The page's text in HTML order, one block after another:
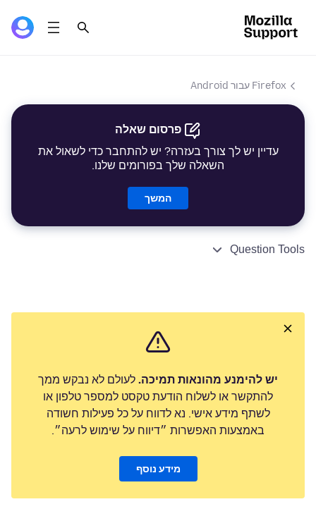
Firefox עבור Android
פרסום שאלה
עדיין יש לך צורך בעזרה? יש להתחבר כדי לשאול את
השאלה שלך בפורומים שלנו.
המשך
Question Tools
יש להימנע מהונאות תמיכה. לעולם לא נבקש ממך
להתקשר או לשלוח הודעת טקסט למספר טלפון או
לשתף מידע אישי. נא לדווח על כל פעילות חשודה
באמצעות האפשרות ״דיווח על שימוש לרעה״.
מידע נוסף